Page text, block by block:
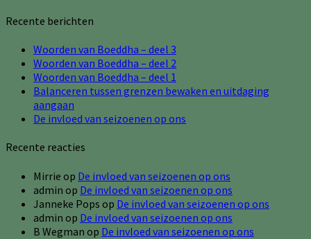
Recente berichten
Woorden van Boeddha – deel 3
Woorden van Boeddha – deel 2
Woorden van Boeddha – deel 1
Balanceren tussen grenzen bewaken en uitdaging
aangaan
De invloed van seizoenen op ons
Recente reacties
Mirrie op De invloed van seizoenen op ons
admin op De invloed van seizoenen op ons
Janneke Pops op De invloed van seizoenen op ons
admin op De invloed van seizoenen op ons
B Wegman op De invloed van seizoenen op ons